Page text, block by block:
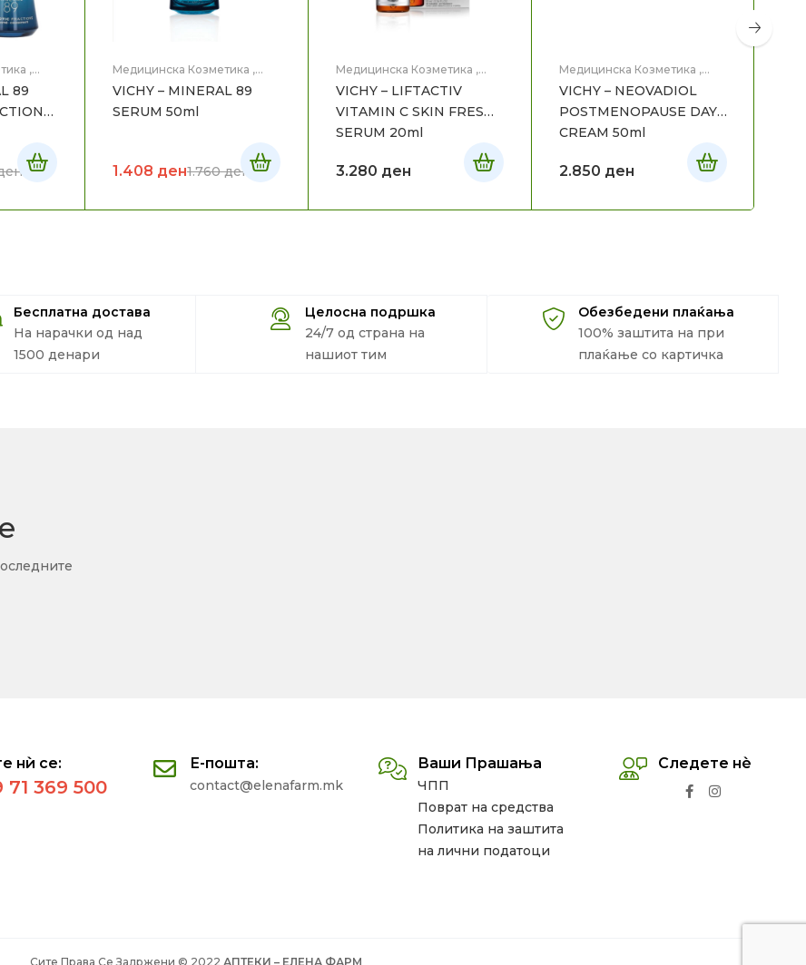
,
89
Медицинска Козметика ,
VICHY – MINERAL 89
SERUM 50ml
1.760ден
1.408 ден
Медицинска Козметика ,
VICHY – LIFTACTIV
VITAMIN C SKIN FRESH
SERUM 20ml
3.280 ден
Медицинска Козметика ,
VICHY – NEOVADIOL
POSTMENOPAUSE DAY
CREAM 50ml
2.850 ден
Бесплатна достава
На нарачки од над
1500 денари
Целосна подршка
24/7 од страна на
нашиот тим
Обезбедени плаќања
100% заштита на при
плаќање со картичка
нѝ се:
71 369 500
Е-пошта:
contact@elenafarm.mk
Ваши Прашања
ЧПП
Поврат на средства
Политика на заштита
на лични податоци
Следете нѐ
Сите Права Се Задржени © 2022 АПТЕКИ – ЕЛЕНА ФАРМ